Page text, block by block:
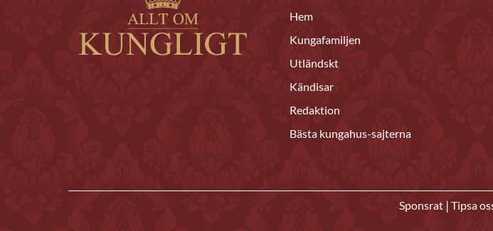
Hem
Kungafamiljen
Utländskt
Kändisar
Redaktion
Bästa kungahus-sajterna
Sponsrat | Tipsa